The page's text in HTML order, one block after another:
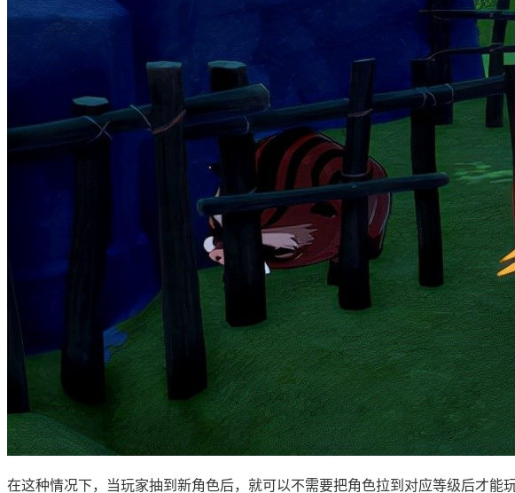
在这种情况下，当玩家抽到新角色后，就可以不需要把角色拉到对应等级后才能